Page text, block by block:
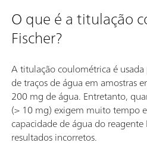
O que é a titulação
Fischer?
A titulação coulométrica é
de traços de água em amostras
200 mg de água. Entretanto,
(> 10 mg) exigem muito tempo
capacidade de água do
resultados incorretos.